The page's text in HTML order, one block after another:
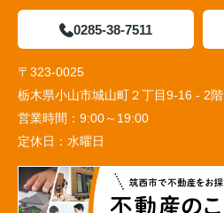
0285-38-7511
〒323-0025
栃木県小山市城山町２丁目9-16 - 2階
営業時間： 9:00～19:00
定休日： 水曜日